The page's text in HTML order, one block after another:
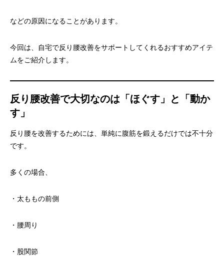
などの原因になることがあります。
今回は、自宅で反り腰改善をサポートしてくれるおすすめアイテ
ムをご紹介します。
反り腰改善で大切なのは「ほぐす」と「動か
す」
反り腰を改善するためには、単純に腹筋を鍛えるだけでは不十分
です。
多くの場合、
・太ももの前側
・腰周り
・股関節